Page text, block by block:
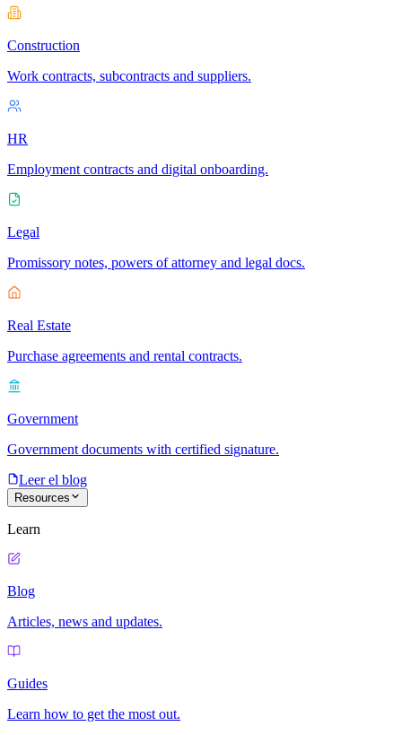
Construction
Work contracts, subcontracts and suppliers.
HR
Employment contracts and digital onboarding.
Legal
Promissory notes, powers of attorney and legal docs.
Real Estate
Purchase agreements and rental contracts.
Government
Government documents with certified signature.
Leer el blog
Resources
Learn
Blog
Articles, news and updates.
Guides
Learn how to get the most out.